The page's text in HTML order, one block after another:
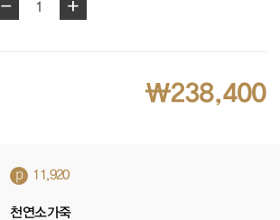
- 1 +
₩238,400
p 11,920
천연소가죽